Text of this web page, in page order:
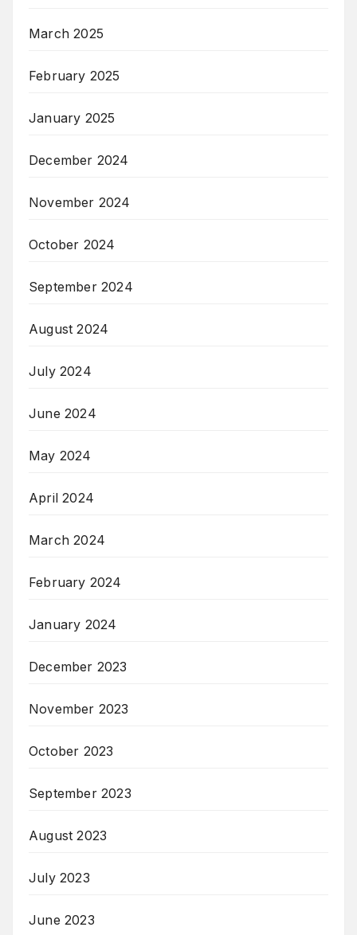
March 2025
February 2025
January 2025
December 2024
November 2024
October 2024
September 2024
August 2024
July 2024
June 2024
May 2024
April 2024
March 2024
February 2024
January 2024
December 2023
November 2023
October 2023
September 2023
August 2023
July 2023
June 2023